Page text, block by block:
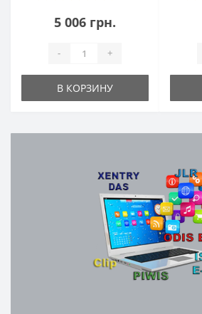
5 006 грн.
- +
В КОРЗИНУ